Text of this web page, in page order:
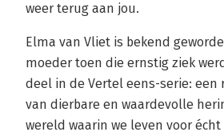
weer terug aan jou.
Elma van Vliet is bekend
moeder toen die ernstig ziek
deel in de Vertel eens-serie:
van dierbare en waardevolle
wereld waarin we leven voor